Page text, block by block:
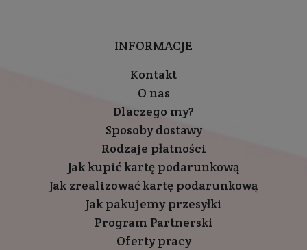
INFORMACJE
Kontakt
O nas
Dlaczego my?
Sposoby dostawy
Rodzaje płatności
Jak kupić kartę podarunkową
Jak zrealizować kartę podarunkową
Jak pakujemy przesyłki
Program Partnerski
Oferty pracy